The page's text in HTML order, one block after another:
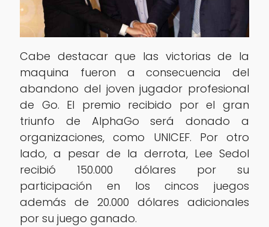
Cabe destacar que las victorias de la
maquina fueron a consecuencia del
abandono del joven jugador profesional
de Go. El premio recibido por el gran
triunfo de AlphaGo será donado a
organizaciones, como UNICEF. Por otro
lado, a pesar de la derrota, Lee Sedol
recibió 150.000 dólares por su
participación en los cincos juegos
además de 20.000 dólares adicionales
por su juego ganado.